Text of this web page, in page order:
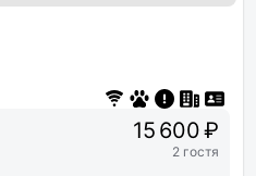
15 600 ₽
2 гостя